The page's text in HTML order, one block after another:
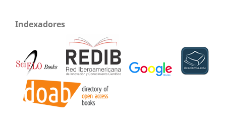
Indexadores